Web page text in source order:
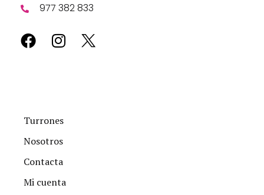
977 382 833
Turrones
Nosotros
Contacta
Mi cuenta